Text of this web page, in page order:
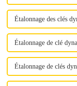
Étalonnage des clés
Étalonnage de clé
Étalonnage de clés